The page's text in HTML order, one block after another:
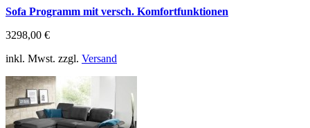
Sofa Programm mit versch. Komfortfunktionen
3298,00 €
inkl. Mwst. zzgl. Versand